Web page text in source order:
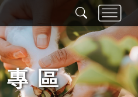
專區